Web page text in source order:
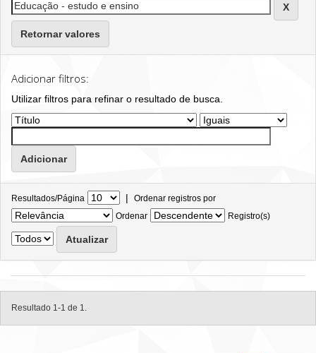
Retornar valores
Adicionar filtros:
Utilizar filtros para refinar o resultado de busca.
Resultados/Página | Ordenar registros por
Ordenar
Registro(s)
Resultado 1-1 de 1.